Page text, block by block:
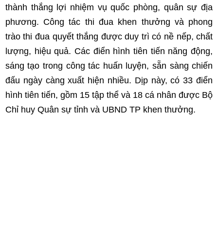
thành thắng lợi nhiệm vụ quốc phòng, quân sự địa
phương. Công tác thi đua khen thưởng và phong
trào thi đua quyết thắng được duy trì có nề nếp, chất
lượng, hiệu quả. Các điển hình tiên tiến năng động,
sáng tạo trong công tác huấn luyện, sẵn sàng chiến
đấu ngày càng xuất hiện nhiều. Dịp này, có 33 điển
hình tiên tiến, gồm 15 tập thể và 18 cá nhân được Bộ
Chỉ huy Quân sự tỉnh và UBND TP khen thưởng.